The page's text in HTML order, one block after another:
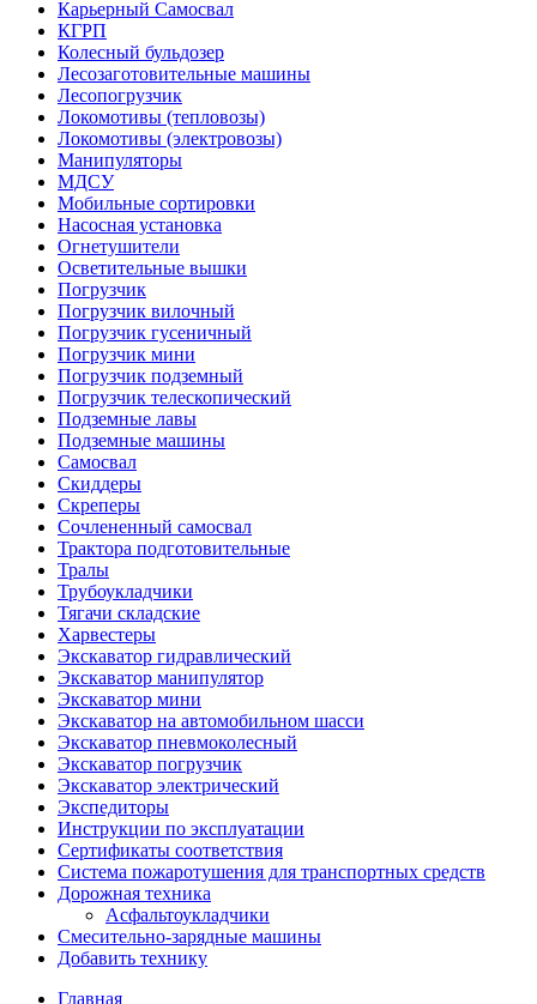
Карьерный Самосвал
КГРП
Колесный бульдозер
Лесозаготовительные машины
Лесопогрузчик
Локомотивы (тепловозы)
Локомотивы (электровозы)
Манипуляторы
МДСУ
Мобильные сортировки
Насосная установка
Огнетушители
Осветительные вышки
Погрузчик
Погрузчик вилочный
Погрузчик гусеничный
Погрузчик мини
Погрузчик подземный
Погрузчик телескопический
Подземные лавы
Подземные машины
Самосвал
Скиддеры
Скреперы
Сочлененный самосвал
Трактора подготовительные
Тралы
Трубоукладчики
Тягачи складские
Харвестеры
Экскаватор гидравлический
Экскаватор манипулятор
Экскаватор мини
Экскаватор на автомобильном шасси
Экскаватор пневмоколесный
Экскаватор погрузчик
Экскаватор электрический
Экспедиторы
Инструкции по эксплуатации
Сертификаты соответствия
Система пожаротушения для транспортных средств
Дорожная техника
Асфальтоукладчики
Смесительно-зарядные машины
Добавить технику
Главная